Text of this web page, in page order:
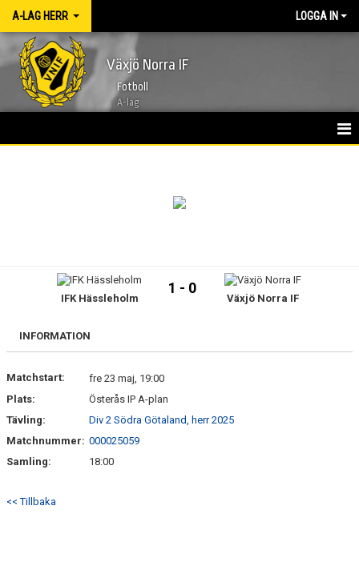
A-LAG HERR LOGGA IN
Växjö Norra IF
Fotboll
A-lag
BILDGALLERI
KONTAKT
IFK Hässleholm
1 - 0
Växjö Norra IF
INFORMATION
Matchstart:
fre 23 maj, 19:00
Plats:
Österås IP A-plan
Tävling:
Div 2 Södra Götaland, herr 2025
Matchnummer: 000025059
Samling:
18:00
<< Tillbaka